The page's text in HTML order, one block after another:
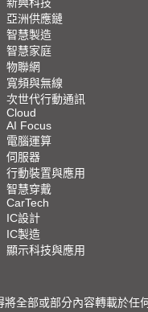
新興科技
亞洲供應鏈
智慧製造
智慧家庭
物聯網
寬頻與無線
次世代行動通訊
Cloud
AI Focus
電腦運算
伺服器
行動裝置與應用
智慧穿戴
CarTech
IC設計
IC製造
顯示科技與應用
全部或部分內容轉載於